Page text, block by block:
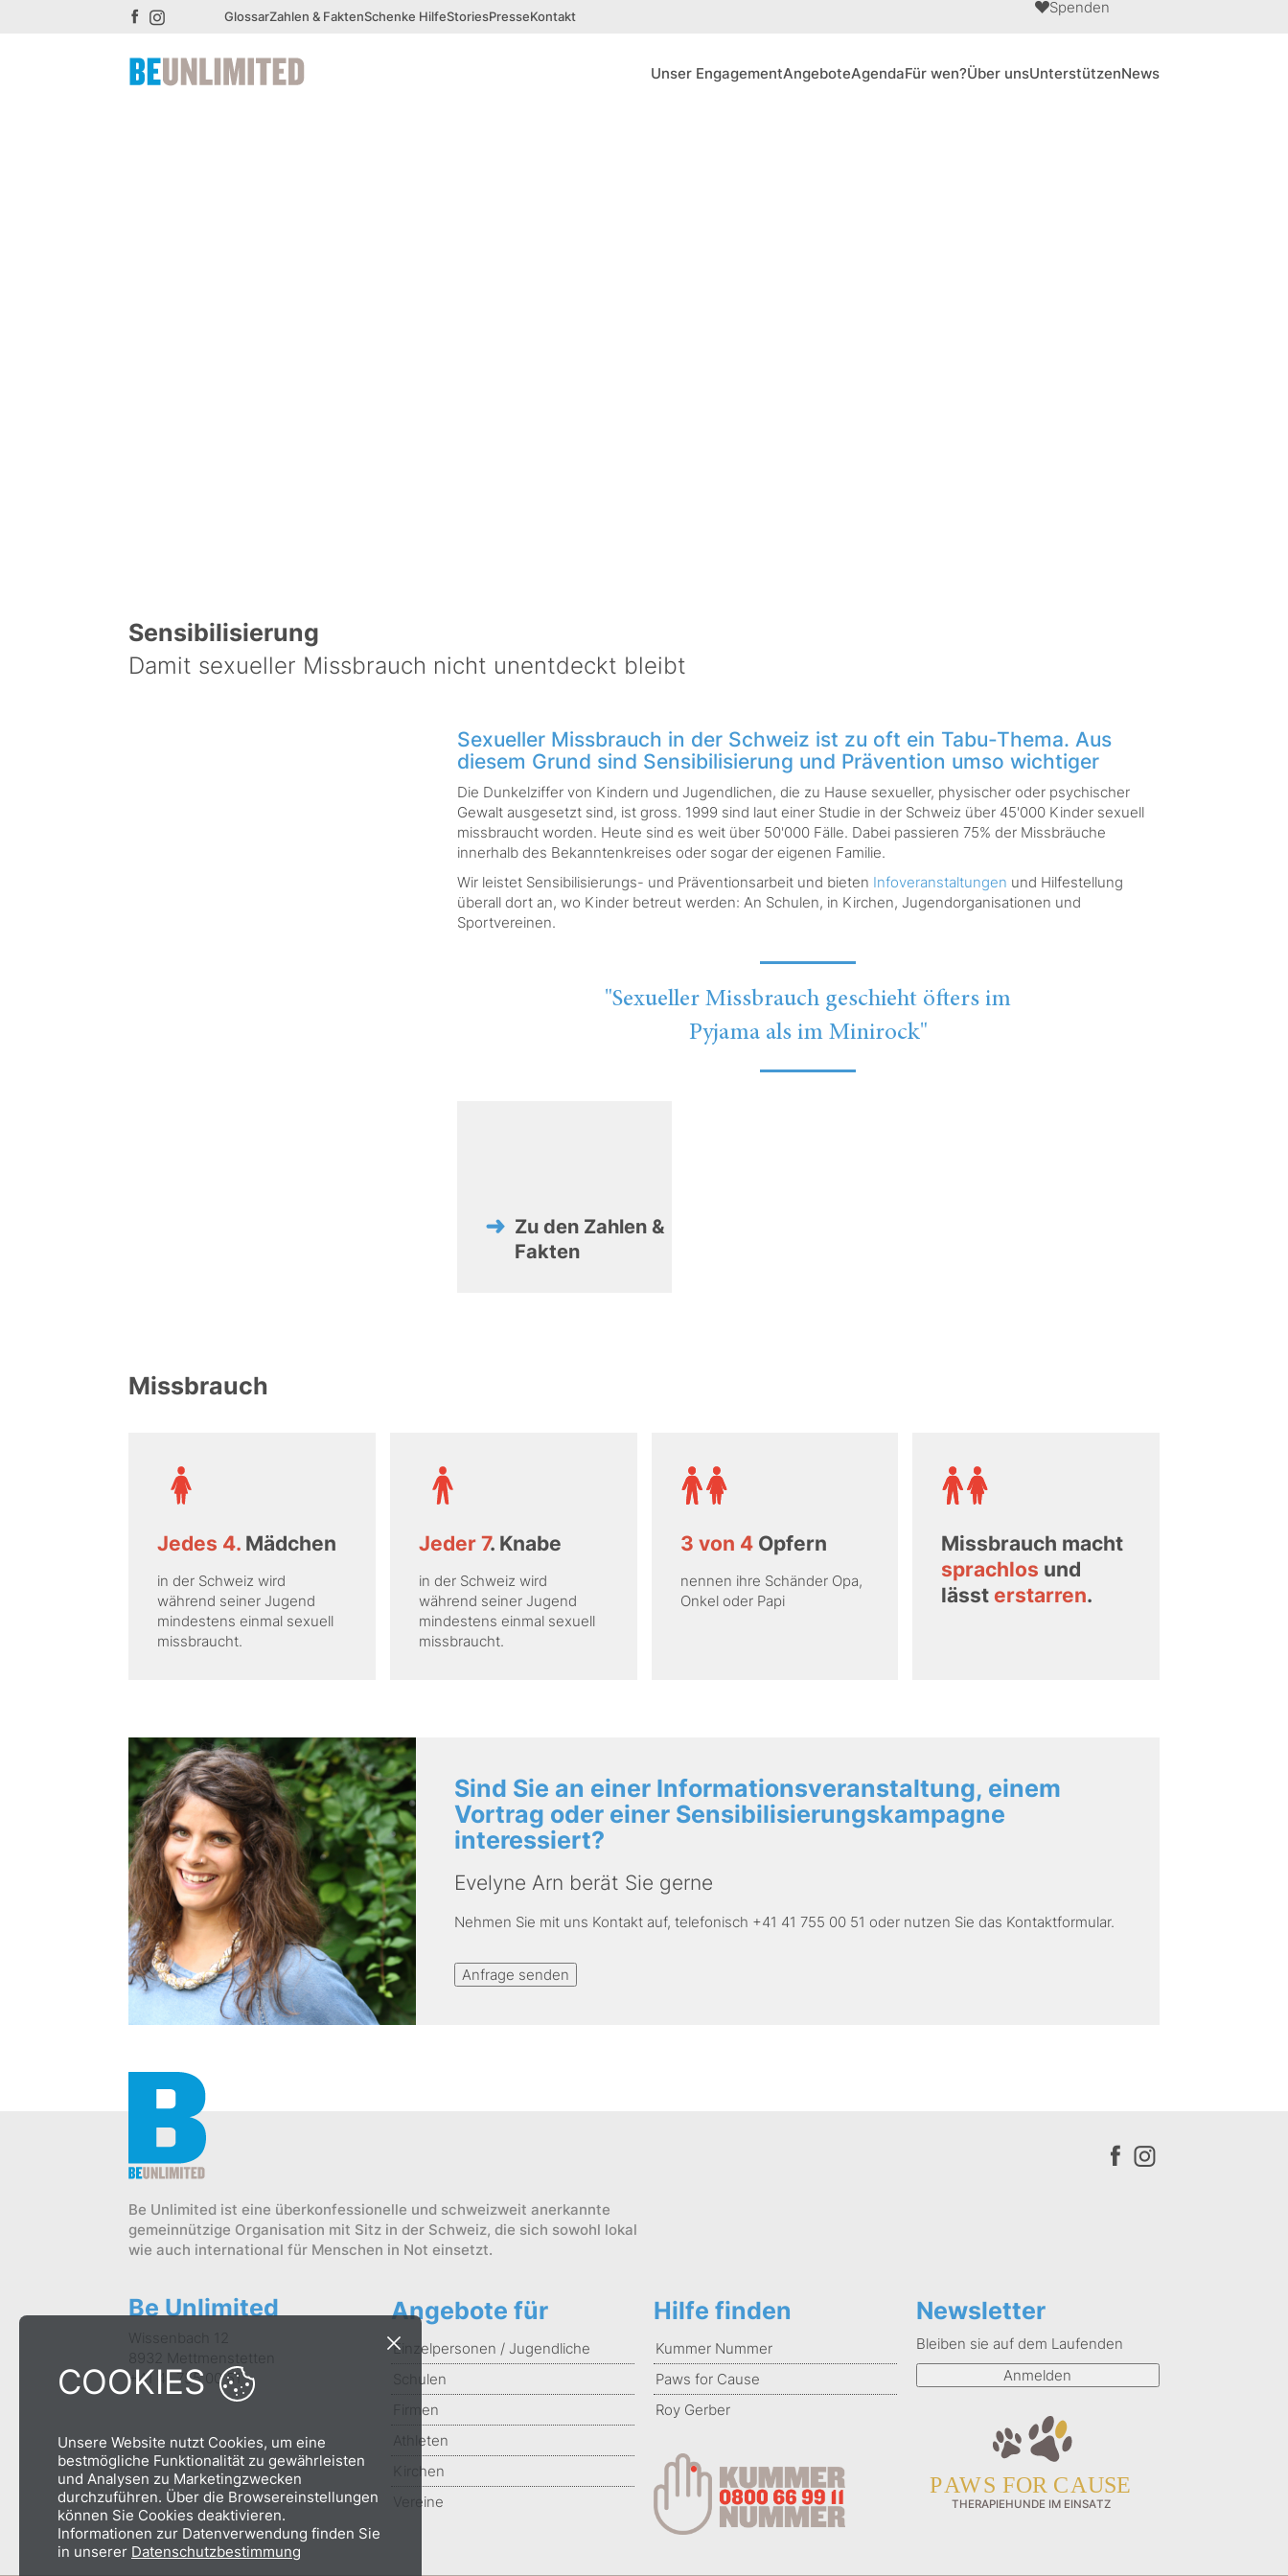
GlossarZahlen & FaktenSchenke HilfeStoriesPresseKontakt Spenden
Unser EngagementAngeboteAgendaFür wen?Über unsUnterstützenNews
Sensibilisierung
Damit sexueller Missbrauch nicht unentdeckt bleibt
Sexueller Missbrauch in der Schweiz ist zu oft ein Tabu-Thema. Aus
diesem Grund sind Sensibilisierung und Prävention umso wichtiger
Die Dunkelziffer von Kindern und Jugendlichen, die zu Hause sexueller, physischer oder psychischer
Gewalt ausgesetzt sind, ist gross. 1999 sind laut einer Studie in der Schweiz über 45'000 Kinder sexuell
missbraucht worden. Heute sind es weit über 50'000 Fälle. Dabei passieren 75% der Missbräuche
innerhalb des Bekanntenkreises oder sogar der eigenen Familie.
Wir leistet Sensibilisierungs- und Präventionsarbeit und bieten Infoveranstaltungen und Hilfestellung
überall dort an, wo Kinder betreut werden: An Schulen, in Kirchen, Jugendorganisationen und
Sportvereinen.
"Sexueller Missbrauch geschieht öfters im
Pyjama als im Minirock"
Zu den Zahlen &
Fakten
Missbrauch
Jedes 4. Mädchen
in der Schweiz wird
während seiner Jugend
mindestens ­einmal sexuell
missbraucht.
Jeder 7. Knabe
in der Schweiz wird
während seiner Jugend
mindestens einmal sexuell
missbraucht.
3 von 4 Opfern
nennen ihre Schänder Opa,
Onkel oder Papi
Missbrauch macht
sprachlos und
lässterstarren.
Sind Sie an einer Informationsveranstaltung, einem
Vortrag oder einer Sensibilisierungskampagne
interessiert?
Evelyne Arn berät Sie gerne
Nehmen Sie mit uns Kontakt auf, telefonisch +41 41 755 00 51 oder nutzen Sie das Kontaktformular.
Anfrage senden
Be Unlimited ist eine überkonfessionelle und schweizweit anerkannte
gemeinnützige Organisation mit Sitz in der Schweiz, die sich sowohl lokal
wie auch international für Menschen in Not einsetzt.
Be Unlimited
Wissenbach 12
8932 Mettmenstetten
+41 41 755 00 51
Angebote für
Einzelpersonen / Jugendliche
Schulen
Firmen
Athleten
Kirchen
Vereine
Hilfe finden
Kummer Nummer
Paws for Cause
Roy Gerber
Newsletter
Bleiben sie auf dem Laufenden
Anmelden
COOKIES
Unsere Website nutzt Cookies, um eine
bestmögliche Funktionalität zu gewährleisten
und Analysen zu Marketingzwecken
durchzuführen. Über die Browsereinstellungen
können Sie Cookies deaktivieren.
Informationen zur Datenverwendung finden Sie
in unserer Datenschutzbestimmung